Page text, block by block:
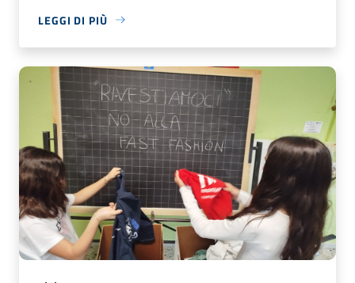
LEGGI DI PIÙ